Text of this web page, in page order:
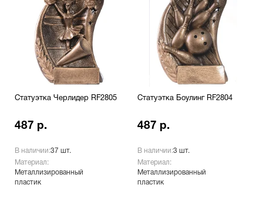
Статуэтка Черлидер RF2805
487 р.
В наличии:37 шт.
Материал:
Металлизированный
пластик
Статуэтка Боулинг RF2804
487 р.
В наличии:3 шт.
Материал:
Металлизированный
пластик